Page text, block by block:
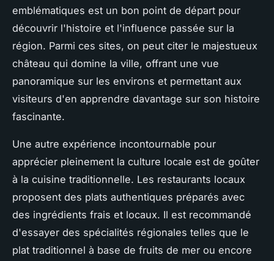
emblématiques est un bon point de départ pour
découvrir l'histoire et l'influence passée sur la
région. Parmi ces sites, on peut citer le majestueux
château qui domine la ville, offrant une vue
panoramique sur les environs et permettant aux
visiteurs d'en apprendre davantage sur son histoire
fascinante.
Une autre expérience incontournable pour
apprécier pleinement la culture locale est de goûter
à la cuisine traditionnelle. Les restaurants locaux
proposent des plats authentiques préparés avec
des ingrédients frais et locaux. Il est recommandé
d'essayer des spécialités régionales telles que le
plat traditionnel à base de fruits de mer ou encore